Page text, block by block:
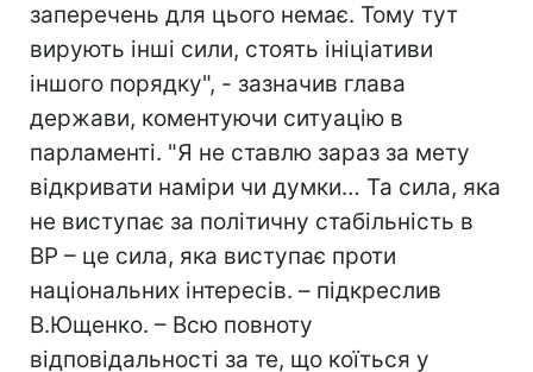
заперечень для цього немає. Тому тут
вирують інші сили, стоять ініціативи
іншого порядку", - зазначив глава
держави, коментуючи ситуацію в
парламенті. "Я не ставлю зараз за мету
відкривати наміри чи думки… Та сила, яка
не виступає за політичну стабільність в
ВР – це сила, яка виступає проти
національних інтересів. – підкреслив
В.Ющенко. – Всю повноту
відповідальності за те, що коїться у